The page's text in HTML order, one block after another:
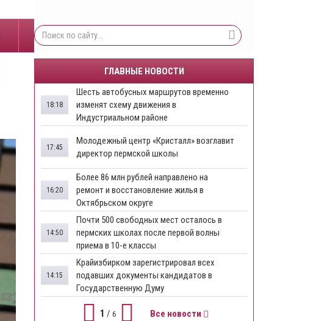
ГЛАВНЫЕ НОВОСТИ
Шесть автобусных маршрутов временно
изменят схему движения в
Индустриальном районе
18:18
Молодежный центр «Кристалл» возглавит
директор пермской школы
17:45
Более 86 млн рублей направлено на
ремонт и восстановление жилья в
Октябрьском округе
16:20
Почти 500 свободных мест осталось в
пермских школах после первой волны
приема в 10-е классы
14:50
Крайизбирком зарегистрировал всех
подавших документы кандидатов в
Государственную Думу
14:15
1 / 6 Все новости